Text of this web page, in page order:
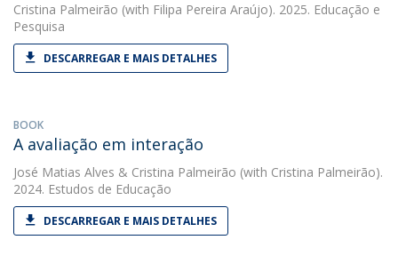
Cristina Palmeirão (with Filipa Pereira Araújo). 2025. Educação e
Pesquisa
DESCARREGAR E MAIS DETALHES
BOOK
A avaliação em interação
José Matias Alves & Cristina Palmeirão (with Cristina Palmeirão).
2024. Estudos de Educação
DESCARREGAR E MAIS DETALHES